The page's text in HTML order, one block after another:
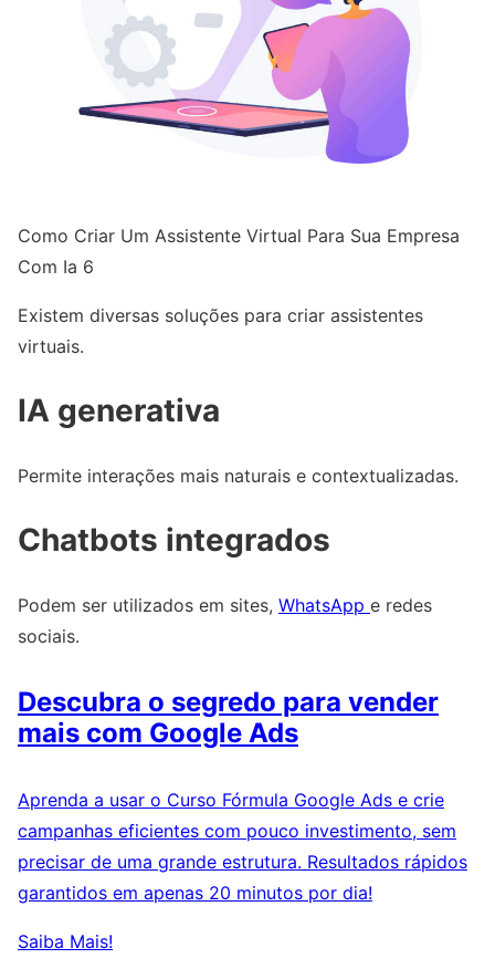
Como Criar Um Assistente Virtual Para Sua Empresa
Com Ia 6
Existem diversas soluções para criar assistentes
virtuais.
IA generativa
Permite interações mais naturais e contextualizadas.
Chatbots integrados
Podem ser utilizados em sites, WhatsApp e redes
sociais.
Descubra o segredo para vender
mais com Google Ads
Aprenda a usar o Curso Fórmula Google Ads e crie
campanhas eficientes com pouco investimento, sem
precisar de uma grande estrutura. Resultados rápidos
garantidos em apenas 20 minutos por dia!
Saiba Mais!